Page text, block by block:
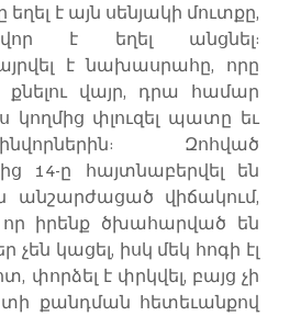
է այն սենյակի մուտքը,
է եղել անցնել:
է նախասրահը, որը
քնելու վայր, դրա համար
կողմից փլուզել պատը եւ
Զոհված
14-ը հայտնաբերվել են
անշարժացած վիճակում,
որ իրենք ծխահարված են
չեն կացել, իսկ մեկ հոգի էլ
փորձել է փրկվել, բայց չի
քանդման հետեւանքով